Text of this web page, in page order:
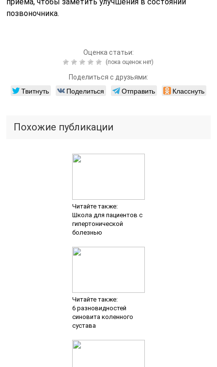
позвоночника.
Оценка статьи:
(пока оценок нет)
Поделиться с друзьями:
Твитнуть Поделиться Отправить Класснуть
Похожие публикации
Читайте также:
Школа для пациентов с
гипертонической
болезнью
Читайте также:
6 разновидностей
синовита коленного
сустава